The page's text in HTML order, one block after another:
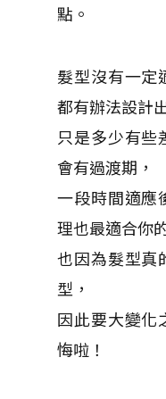
點。
髮型沒有一定
都有辦法設計
只是多少有些
會有過渡期，
一段時間適應
理也最適合你
也因為髮型真
型，
因此要大變化
悔啦！